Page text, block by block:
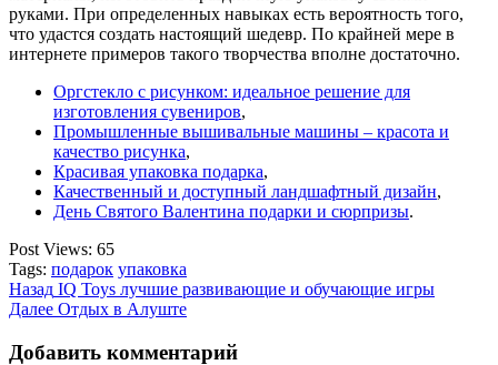
руками. При определенных навыках есть вероятность того,
что удастся создать настоящий шедевр. По крайней мере в
интернете примеров такого творчества вполне достаточно.
Оргстекло с рисунком: идеальное решение для
изготовления сувениров,
Промышленные вышивальные машины – красота и
качество рисунка,
Красивая упаковка подарка,
Качественный и доступный ландшафтный дизайн,
День Святого Валентина подарки и сюрпризы.
Post Views: 65
Tags: подарок упаковка
Post
navigation
Назад IQ Toys лучшие развивающие и обучающие игры
Далее Отдых в Алуште
Добавить комментарий